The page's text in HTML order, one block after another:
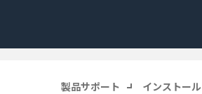
製品サポート インストール